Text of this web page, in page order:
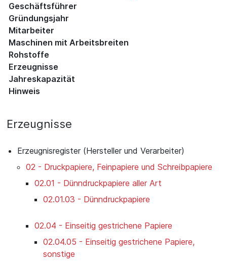
Geschäftsführer
Gründungsjahr
Mitarbeiter
Maschinen mit Arbeitsbreiten
Rohstoffe
Erzeugnisse
Jahreskapazität
Hinweis
Erzeugnisse
Erzeugnisregister (Hersteller und Verarbeiter)
02 - Druckpapiere, Feinpapiere und Schreibpapiere
02.01 - Dünndruckpapiere aller Art
02.01.03 - Dünndruckpapiere
02.04 - Einseitig gestrichene Papiere
02.04.05 - Einseitig gestrichene Papiere,
sonstige